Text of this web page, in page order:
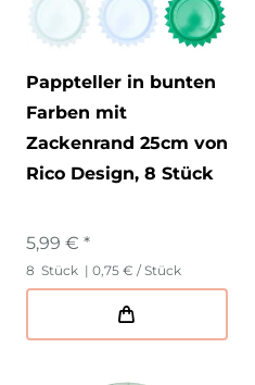
Pappteller in bunten
Farben mit
Zackenrand 25cm von
Rico Design, 8 Stück
5,99 € *
8 Stück | 0,75 € / Stück